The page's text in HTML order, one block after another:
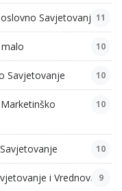
Savjetovanje11
10
Savjetovanje 10
10
10
i Vrednovanje
9